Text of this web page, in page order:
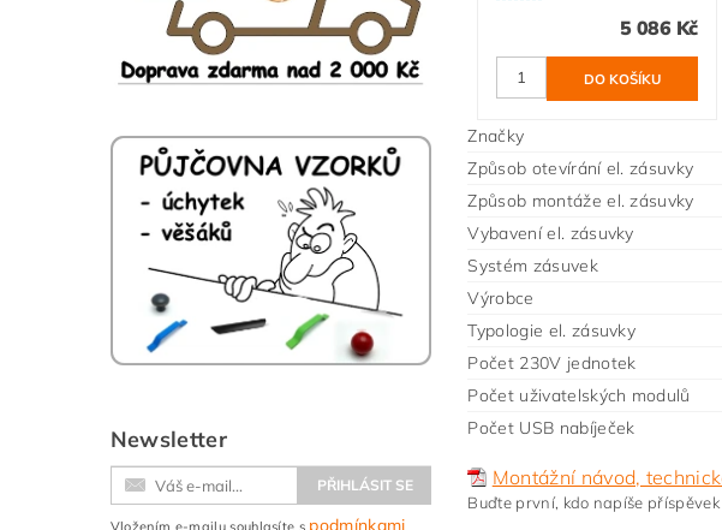
Newsletter
Vložením e-mailu souhlasíte s podmínkami
5 086 Kč
Značky
Způsob otevírání el. zásuvky
Způsob montáže el. zásuvky
Vybavení el. zásuvky
Systém zásuvek
Výrobce
Typologie el. zásuvky
Počet 230V jednotek
Počet uživatelských modulů
Počet USB nabíječek
Montážní návod,
Buďte první, kdo napíše příspěvek